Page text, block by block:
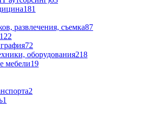
181
развлечения, съемка87
122
72
оборудования218
мебели19
2
1